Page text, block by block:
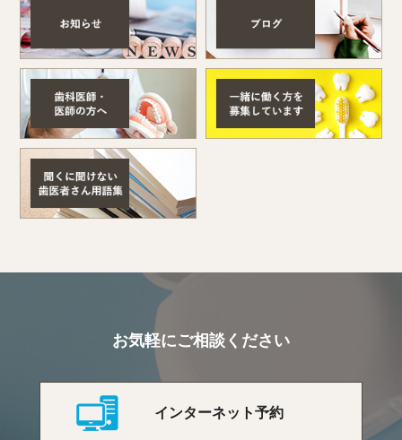
お気軽にご相談ください
インターネット予約